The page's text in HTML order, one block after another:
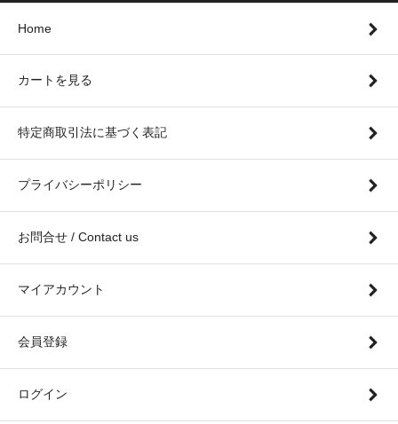
Home
カートを見る
特定商取引法に基づく表記
プライバシーポリシー
お問合せ / Contact us
マイアカウント
会員登録
ログイン